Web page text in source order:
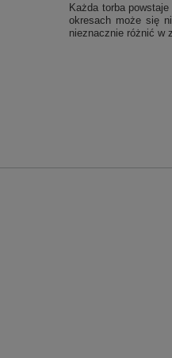
Każda torba
okresach może się
nieznacznie różnić w